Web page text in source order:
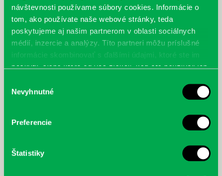
návštevnosti používame súbory cookies. Informácie o
tom, ako používate naše webové stránky, teda
poskytujeme aj našim partnerom v oblasti sociálnych
médií, inzercie a analýzy. Títo partneri môžu príslušné
informácie skombinovať s ďalšími údajmi, ktoré ste im
poskytli, alebo ktoré od vás získali, keď ste používali ich
súhlasu
Nevyhnutné
Preferencie
Štatistiky
McGrath, Andy: Tadej Pogačar:
Prvá biografia najväčšieho